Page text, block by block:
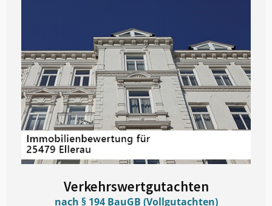
Verkehrswertgutachten
nach § 194 BauGB (Vollgutachten)